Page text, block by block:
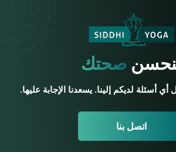
صحتك
أسئلة لديكم إلينا. يسعدنا الإجابة عليها.
اتصل بنا